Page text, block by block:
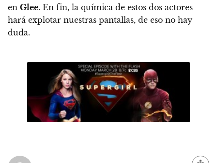
en Glee. En fin, la química de estos dos actores
hará explotar nuestras pantallas, de eso no hay
duda.